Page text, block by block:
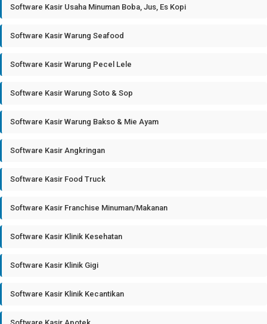
Software Kasir Usaha Minuman Boba, Jus, Es Kopi
Software Kasir Warung Seafood
Software Kasir Warung Pecel Lele
Software Kasir Warung Soto & Sop
Software Kasir Warung Bakso & Mie Ayam
Software Kasir Angkringan
Software Kasir Food Truck
Software Kasir Franchise Minuman/Makanan
Software Kasir Klinik Kesehatan
Software Kasir Klinik Gigi
Software Kasir Klinik Kecantikan